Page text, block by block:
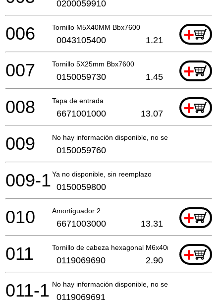
0200059910
Tornillo M5X40MM Bbx7600 +
006 0043105400 1.21
Tornillo 5X25mm Bbx7600 +
007 0150059730 1.45
Tapa de entrada +
008 6671001000 13.07
No hay información disponible, no se puede pedir
009 0150059760
Ya no disponible, sin reemplazo
009-1 0150059800
Amortiguador 2 +
010 6671003000 13.31
Tornillo de cabeza hexagonal M6x40mm Bbx7600 P
+
011 0119069690 2.90
No hay información disponible, no se puede pedir
011-1 0119069691